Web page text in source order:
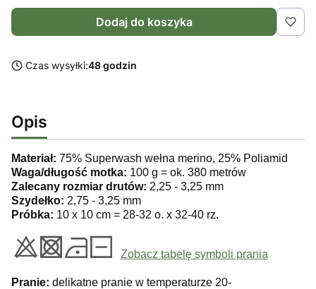
Dodaj do koszyka
Czas wysyłki:48 godzin
Opis
Materiał: 75% Superwash wełna merino, 25% Poliamid
Waga/długość motka: 100 g = ok. 380 metrów
Zalecany rozmiar drutów: 2,25 - 3,25 mm
Szydełko: 2,75 - 3,25 mm
Próbka: 10 x 10 cm = 28-32 o. x 32-40 rz.
Zobacz tabelę symboli prania
Pranie: delikatne pranie w temperaturze 20-